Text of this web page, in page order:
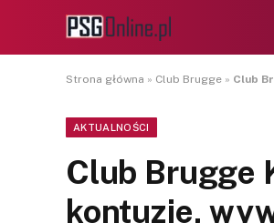
Strona główna » Club Brugge » Club
AKTUALNOŚCI
Club Brugge
kontuzje,